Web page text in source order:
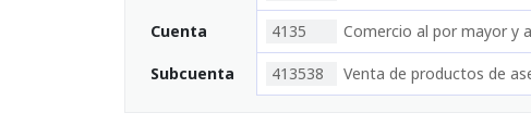
Cuenta 4135 Comercio al por mayor y
Subcuenta 413538 Venta de productos de